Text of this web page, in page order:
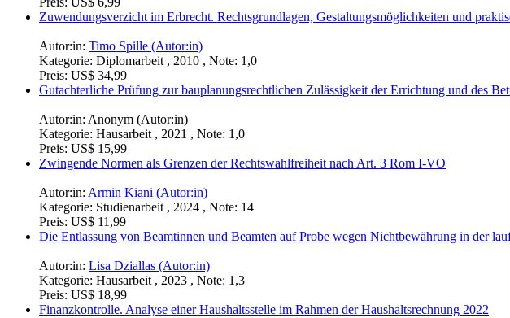
Zuwendungsverzicht im Erbrecht. Rechtsgrundlagen, Gestaltungsmöglichkeiten und
Autor:in: Timo Spille (Autor:in)
Kategorie: Diplomarbeit , 2010 , Note: 1,0
Preis: US$ 34,99
Gutachterliche Prüfung zur bauplanungsrechtlichen Zulässigkeit der Errichtung und des
Autor:in: Anonym (Autor:in)
Kategorie: Hausarbeit , 2021 , Note: 1,0
Preis: US$ 15,99
Zwingende Normen als Grenzen der Rechtswahlfreiheit nach Art. 3 Rom I-VO
Autor:in: Armin Kiani (Autor:in)
Kategorie: Studienarbeit , 2024 , Note: 14
Preis: US$ 11,99
Die Entlassung von Beamtinnen und Beamten auf Probe wegen Nichtbewährung in der
Autor:in: Lisa Dziallas (Autor:in)
Kategorie: Hausarbeit , 2023 , Note: 1,3
Preis: US$ 18,99
Finanzkontrolle. Analyse einer Haushaltsstelle im Rahmen der Haushaltsrechnung 2022